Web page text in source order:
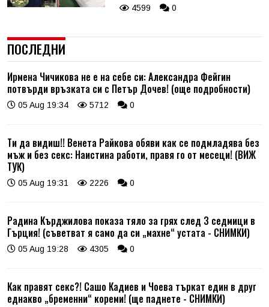
4599 0
ПОСЛЕДНИ
Ирмена Чичикова не е на себе си: Александра Фейгин
потвърди връзката си с Петър Дочев! (още подробности)
05 Aug 19:34 5712 0
Ти да видиш!! Венета Райкова обяви как се подмладява без
мъж и без секс: Наистина работи, правя го от месеци! (ВИЖ
ТУК)
05 Aug 19:31 2226 0
Радина Кърджилова показа тяло за грях след 3 седмици в
Гърция! (съветват я само да си „махне“ устата - СНИМКИ)
05 Aug 19:28 4305 0
Как правят секс?! Сашо Кадиев и Чоева търкат един в друг
еднакво „бременни“ кореми! (ще паднете - СНИМКИ)